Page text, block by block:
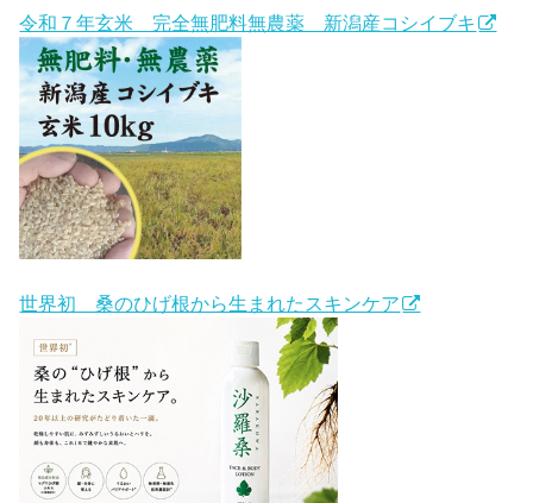
令和７年玄米 完全無肥料無農薬 新潟産コシイブキ
世界初 桑のひげ根から生まれたスキンケア